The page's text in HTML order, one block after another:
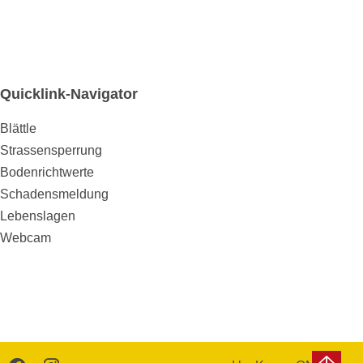
Quicklink-Navigator
Blättle
Strassensperrung
Bodenrichtwerte
Schadensmeldung
Lebenslagen
Webcam